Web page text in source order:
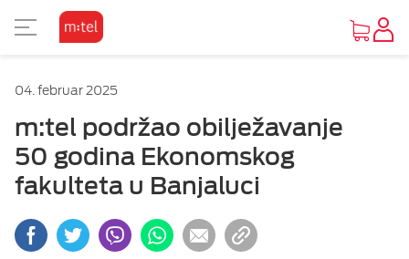
Osnovni prikaz
Visoki kontrast
Inverzan
04. februar 2025
m:tel podržao obilježavanje
50 godina Ekonomskog
fakulteta u Banjaluci